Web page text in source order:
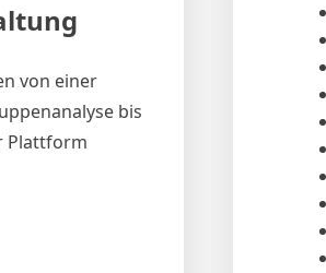
von einer
bis
Plattform